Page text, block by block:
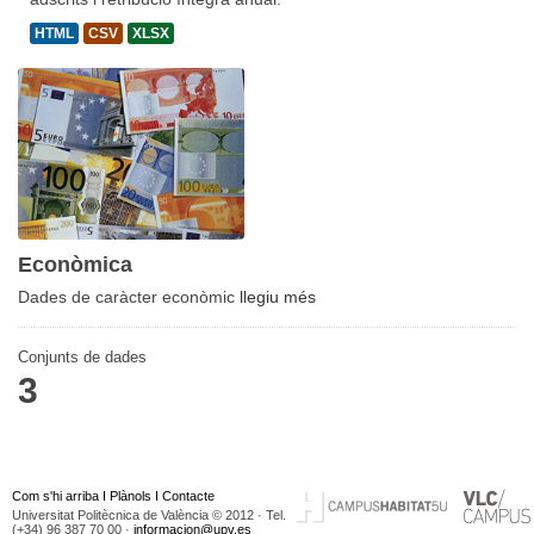
HTML CSV XLSX
Econòmica
Dades de caràcter econòmic llegiu més
Conjunts de dades
3
Com s'hi arriba I Plànols I Contacte
Universitat Politècnica de València © 2012 · Tel.
(+34) 96 387 70 00 · informacion@upv.es